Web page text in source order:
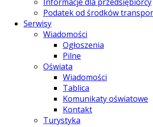
Podatek od środków
Serwisy
Wiadomości
Ogłoszenia
Pilne
Oświata
Wiadomości
Tablica
Komunikaty oświatowe
Kontakt
Turystyka